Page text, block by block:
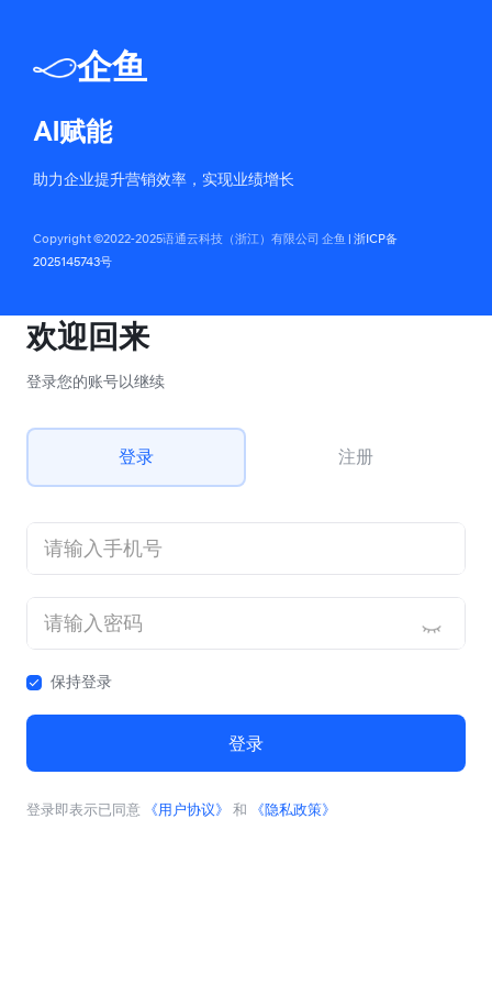
企鱼
AI赋能
助力企业提升营销效率，实现业绩增长
Copyright ©2022-2025语通云科技（浙江）有限公司 企鱼 | 浙ICP备
2025145743号
欢迎回来
登录您的账号以继续
登录 注册
保持登录
登录
登录即表示已同意 《用户协议》 和 《隐私政策》